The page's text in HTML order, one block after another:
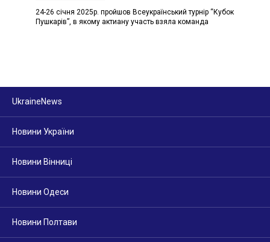
24-26 січня 2025р. пройшов Всеукраїнський турнір “Кубок
Пушкарів”, в якому актиану участь взяла команда
UkraineNews
Новини України
Новини Вінниці
Новини Одеси
Новини Полтави